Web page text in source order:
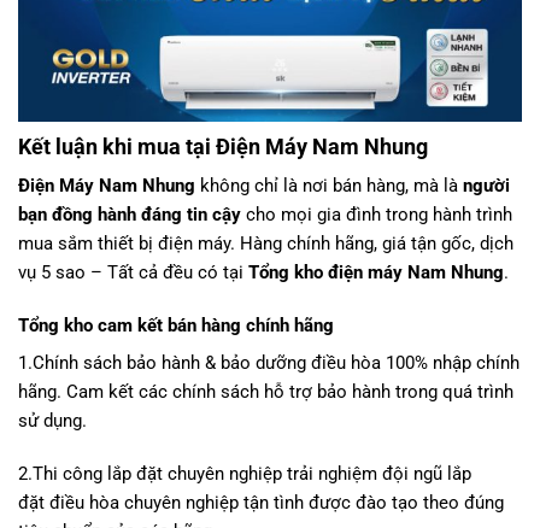
Kết luận khi mua tại Điện Máy Nam Nhung
Điện Máy Nam Nhung không chỉ là nơi bán hàng, mà là người
bạn đồng hành đáng tin cậy cho mọi gia đình trong hành trình
mua sắm thiết bị điện máy. Hàng chính hãng, giá tận gốc, dịch
vụ 5 sao – Tất cả đều có tại Tổng kho điện máy Nam Nhung.
Tổng kho cam kết bán hàng chính hãng
1.Chính sách bảo hành & bảo dưỡng điều hòa 100% nhập chính
hãng. Cam kết các chính sách hỗ trợ bảo hành trong quá trình
sử dụng.
2.Thi công lắp đặt chuyên nghiệp trải nghiệm đội ngũ lắp
đặt điều hòa chuyên nghiệp tận tình được đào tạo theo đúng